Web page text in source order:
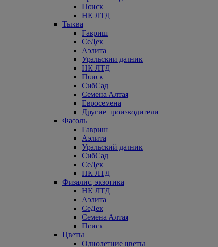
Поиск
НК ЛТД
Тыква
Гавриш
СеДек
Аэлита
Уральский дачник
НК ЛТД
Поиск
СибСад
Семена Алтая
Евросемена
Другие производители
Фасоль
Гавриш
Аэлита
Уральский дачник
СибСад
СеДек
НК ЛТД
Физалис, экзотика
НК ЛТД
Аэлита
СеДек
Семена Алтая
Поиск
Цветы
Однолетние цветы